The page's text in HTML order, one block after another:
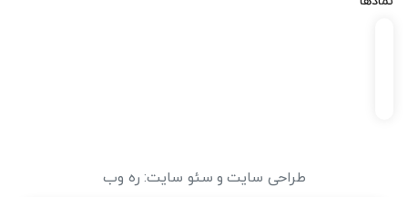
طراحی سایت و سئو سایت: ره وب